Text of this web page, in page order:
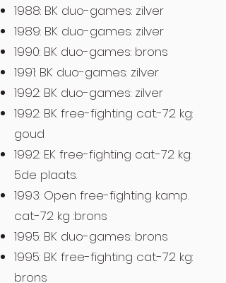
1988: BK duo-games: zilver
1989: BK duo-games: zilver
1990: BK duo-games: brons
1991: BK duo-games: zilver
1992: BK duo-games: zilver
1992: BK free-fighting cat.-72 kg:
goud
1992: EK free-fighting cat.-72 kg:
5de plaats.
1993: Open free-fighting kamp.
cat.-72 kg :brons
1995: BK duo-games: brons
1995: BK free-fighting cat.-72 kg:
brons